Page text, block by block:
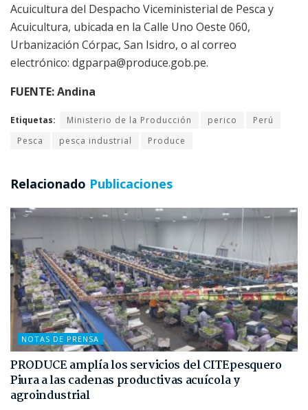
Acuicultura del Despacho Viceministerial de Pesca y
Acuicultura, ubicada en la Calle Uno Oeste 060,
Urbanización Córpac, San Isidro, o al correo
electrónico: dgparpa@produce.gob.pe.
FUENTE: Andina
Etiquetas: Ministerio de la Producción perico
Perú
Pesca
pesca industrial Produce
Relacionado Publicaciones
NOTAS DE PRENSA
PRODUCE amplía los servicios del CITEpesquero
Piura a las cadenas productivas acuícola y
agroindustrial